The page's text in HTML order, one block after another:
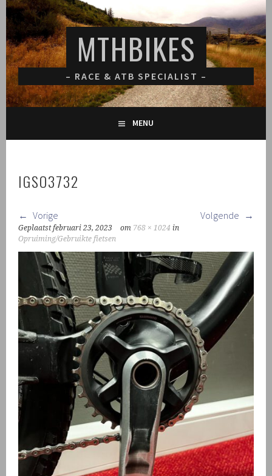
Spring
naar
inhoud
MTHBIKES
– RACE & ATB SPECIALIST –
MENU
IGSO3732
Vorige Volgende
Geplaatstfebruari 23, 2023 om 768 × 1024 in
Opruiming/Gebruikte fietsen